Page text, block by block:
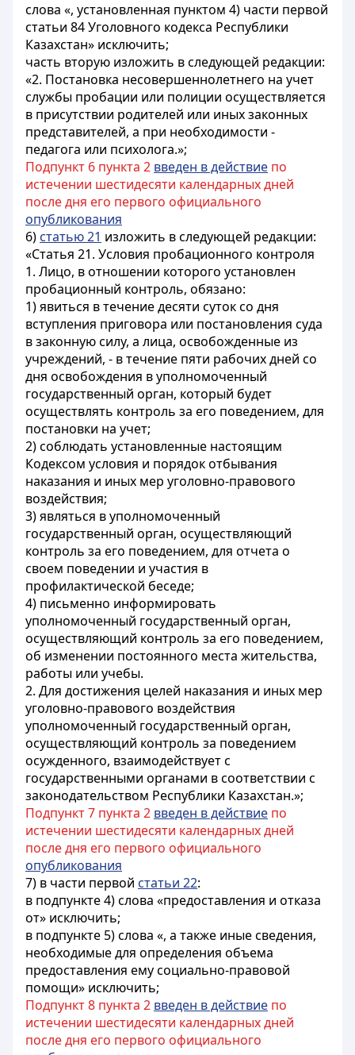
слова «, установленная пунктом 4) части первой
статьи 84 Уголовного кодекса Республики
Казахстан» исключить;
часть вторую изложить в следующей редакции:
«2. Постановка несовершеннолетнего на учет
службы пробации или полиции осуществляется
в присутствии родителей или иных законных
представителей, а при необходимости -
педагога или психолога.»;
Подпункт 6 пункта 2 введен в действие по
истечении шестидесяти календарных дней
после дня его первого официального
опубликования
6) статью 21 изложить в следующей редакции:
«Статья 21. Условия пробационного контроля
1. Лицо, в отношении которого установлен
пробационный контроль, обязано:
1) явиться в течение десяти суток со дня
вступления приговора или постановления суда
в законную силу, а лица, освобожденные из
учреждений, - в течение пяти рабочих дней со
дня освобождения в уполномоченный
государственный орган, который будет
осуществлять контроль за его поведением, для
постановки на учет;
2) соблюдать установленные настоящим
Кодексом условия и порядок отбывания
наказания и иных мер уголовно-правового
воздействия;
3) являться в уполномоченный
государственный орган, осуществляющий
контроль за его поведением, для отчета о
своем поведении и участия в
профилактической беседе;
4) письменно информировать
уполномоченный государственный орган,
осуществляющий контроль за его поведением,
об изменении постоянного места жительства,
работы или учебы.
2. Для достижения целей наказания и иных мер
уголовно-правового воздействия
уполномоченный государственный орган,
осуществляющий контроль за поведением
осужденного, взаимодействует с
государственными органами в соответствии с
законодательством Республики Казахстан.»;
Подпункт 7 пункта 2 введен в действие по
истечении шестидесяти календарных дней
после дня его первого официального
опубликования
7) в части первой статьи 22:
в подпункте 4) слова «предоставления и отказа
от» исключить;
в подпункте 5) слова «, а также иные сведения,
необходимые для определения объема
предоставления ему социально-правовой
помощи» исключить;
Подпункт 8 пункта 2 введен в действие по
истечении шестидесяти календарных дней
после дня его первого официального